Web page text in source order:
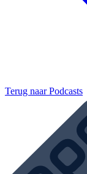
Terug naarPodcasts